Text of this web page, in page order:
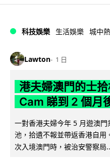
科技娛樂 生活娛樂 城中
Lawton 1 日
港夫婦澳門的士
Cam 睇到 2 個月
一對香港夫婦今年 5 月遊澳
池，拾遺不報並帶返香港自
次入境澳門時，被治安警察局